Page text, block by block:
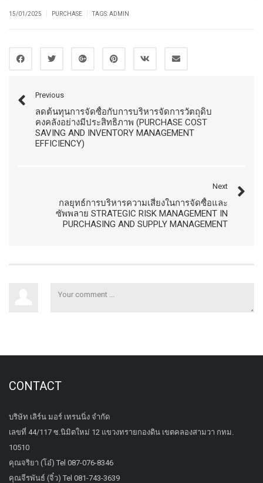
15/01/2025 PURCHASE TAGS:ADMIN
Previous
ลดต้นทุนการจัดซื้อกับการบริหารจัดการวัตถุดิบ
คงคลังอย่างมีประสิทธิภาพ (PURCHASE COST
SAVING AND INVENTORY MANAGEMENT
EFFICIENCY)
Next
กลยุทธ์การบริหารความเสี่ยงในการจัดซื้อและ
ซัพพลาย STRATEGIC RISK MANAGEMENT IN
PURCHASING AND SUPPLY MANAGEMENT
CONTACT
บริษัท เลิร์น มอร์ เทรนนิ่ง จำกัด
เลขที่ 44/117 ซ.นิมิตใหม่ 12 แขวงทรายกองดิน เขตคลองสามวา กทม.
10510
คุณจริยา (โอ๋) Tel 087-076-8346
คุณจีรพันธ์ (จิ๋ว) Tel 081-743-3639